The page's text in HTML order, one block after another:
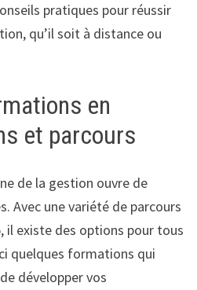
pratiques pour réussir
qu’il soit à distance ou
en
et parcours
de la gestion ouvre de
Avec une variété de parcours
il existe des options pour tous
quelques formations qui
développer vos